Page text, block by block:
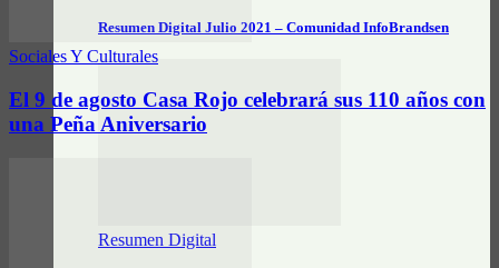
Resumen Digital Julio 2021 – Comunidad InfoBrandsen
Resumen Digital
Sociales Y Culturales
El 9 de agosto Casa Rojo celebrará sus 110 años con
una Peña Aniversario